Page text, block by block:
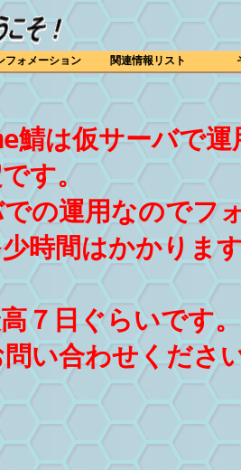
フォメーション 関連情報リスト
鯖は仮サーバで
す。
の運用なのでフ
時間はかかりま
７日ぐらいです
い合わせくださ